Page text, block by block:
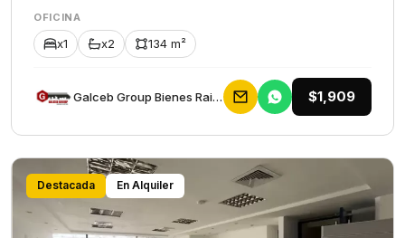
OFICINA
x1 x2 134 m²
Galceb Group Bienes Raices $1,909
Destacada En Alquiler